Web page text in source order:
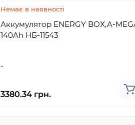
Немає в наявності
Аккумулятор ENERGY BOX,A-
140Ah НБ-11543
..
3380.34 грн.